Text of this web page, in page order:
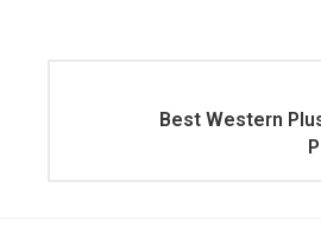
Best Western